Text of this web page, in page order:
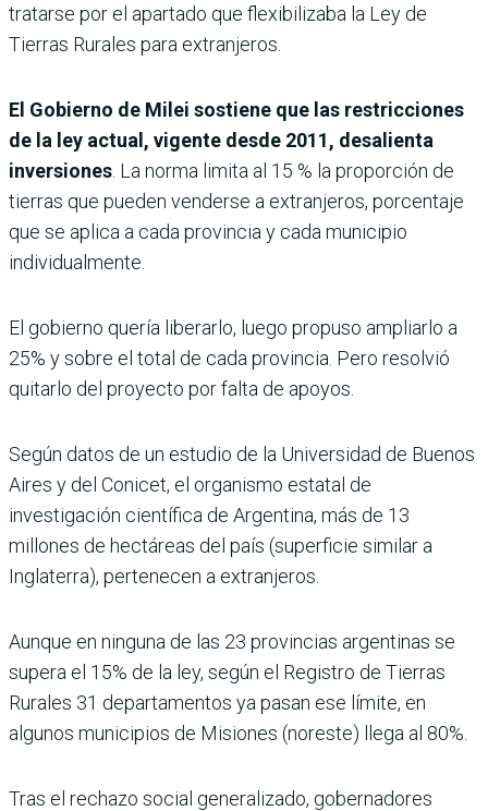
tratarse por el apartado que flexibilizaba la Ley de
Tierras Rurales para extranjeros.
El Gobierno de Milei sostiene que las restricciones
de la ley actual, vigente desde 2011, desalienta
inversiones . La norma limita al 15 % la proporción de
tierras que pueden venderse a extranjeros, porcentaje
que se aplica a cada provincia y cada municipio
individualmente.
El gobierno quería liberarlo, luego propuso ampliarlo a
25% y sobre el total de cada provincia. Pero resolvió
quitarlo del proyecto por falta de apoyos.
Según datos de un estudio de la Universidad de Buenos
Aires y del Conicet, el organismo estatal de
investigación científica de Argentina, más de 13
millones de hectáreas del país (superficie similar a
Inglaterra), pertenecen a extranjeros.
Aunque en ninguna de las 23 provincias argentinas se
supera el 15% de la ley, según el Registro de Tierras
Rurales 31 departamentos ya pasan ese límite, en
algunos municipios de Misiones (noreste) llega al 80%.
Tras el rechazo social generalizado, gobernadores